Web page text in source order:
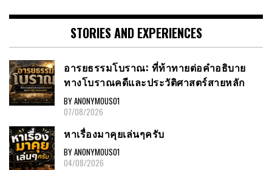
STORIES AND EXPERIENCES
อารยธรรมโบราณ: ที่ท้าทายต่อคำอธิบาย
ทางโบราณคดีและประวัติศาสตร์สายหลัก
BY ANONYMOUS01
07/08/2026
หาเรื่องมาคุยเล่นๆครับ
BY ANONYMOUS01
04/08/2026